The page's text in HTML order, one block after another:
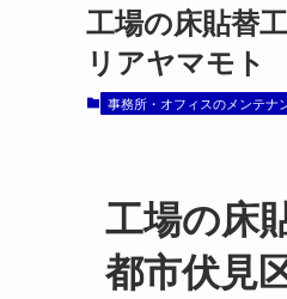
工場の床貼替
リアヤマモト
事務所・オフィスのメンテナ
工場の床
都市伏見